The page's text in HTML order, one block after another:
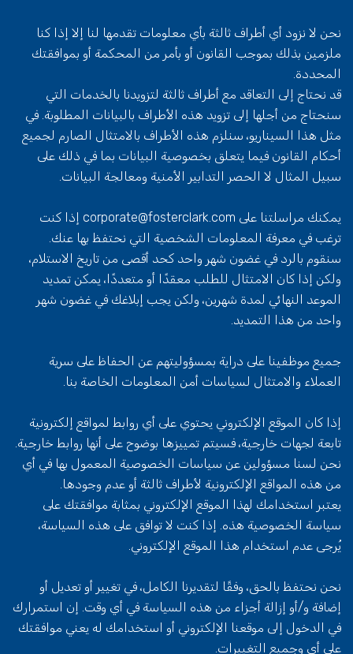
نحن لا نزود أي أطراف ثالثة بأي معلومات تقدمها لنا إلا إذا كنا
ملزمين بذلك بموجب القانون أو بأمر من المحكمة أو بموافقتك
المحددة.
قد نحتاج إلى التعاقد مع أطراف ثالثة لتزويدنا بالخدمات التي
سنحتاج من أجلها إلى تزويد هذه الأطراف بالبيانات المطلوبة. في
مثل هذا السيناريو، سنلزم هذه الأطراف بالامتثال الصارم لجميع
أحكام القانون فيما يتعلق بخصوصية البيانات بما في ذلك على
سبيل المثال لا الحصر التدابير الأمنية ومعالجة البيانات.
يمكنك مراسلتنا على corporate@fosterclark.com إذا كنت
ترغب في معرفة المعلومات الشخصية التي نحتفظ بها عنك.
سنقوم بالرد في غضون شهر واحد كحد أقصى من تاريخ الاستلام،
ولكن إذا كان الامتثال للطلب معقدًا أو متعددًا، يمكن تمديد
الموعد النهائي لمدة شهرين، ولكن يجب إبلاغك في غضون شهر
واحد من هذا التمديد.
جميع موظفينا على دراية بمسؤوليتهم عن الحفاظ على سرية
العملاء والامتثال لسياسات أمن المعلومات الخاصة بنا.
إذا كان الموقع الإلكتروني يحتوي على أي روابط لمواقع إلكترونية
تابعة لجهات خارجية، فسيتم تمييزها بوضوح على أنها روابط خارجية.
نحن لسنا مسؤولين عن سياسات الخصوصية المعمول بها في أي
من هذه المواقع الإلكترونية لأطراف ثالثة أو عدم وجودها.
يعتبر استخدامك لهذا الموقع الإلكتروني بمثابة موافقتك على
سياسة الخصوصية هذه. إذا كنت لا توافق على هذه السياسة،
يُرجى عدم استخدام هذا الموقع الإلكتروني.
نحن نحتفظ بالحق، وفقًا لتقديرنا الكامل، في تغيير أو تعديل أو
إضافة و/أو إزالة أجزاء من هذه السياسة في أي وقت. إن استمرارك
في الدخول إلى موقعنا الإلكتروني أو استخدامك له يعني موافقتك
على أي وجميع التغييرات.